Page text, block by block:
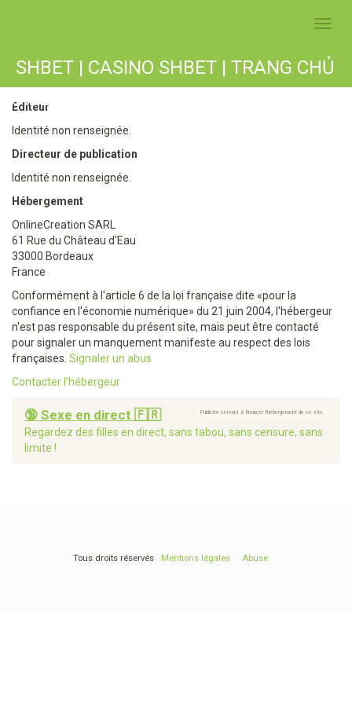
SHBET | CASINO SHBET | TRANG CHỦ
SHBET COM CHÍNH THỨC 2025
Editeur
Identité non renseignée.
Directeur de publication
Identité non renseignée.
Hébergement
OnlineCreation SARL
61 Rue du Château d'Eau
33000 Bordeaux
France
Conformément à l'article 6 de la loi française dite «pour la
confiance en l'économie numérique» du 21 juin 2004, l'hébergeur
n'est pas responsable du présent site, mais peut être contacté
pour signaler un manquement manifeste au respect des lois
françaises. Signaler un abus
Contacter l'hébergeur
Publicité servant à financer l'hébergement de ce site
🔞 Sexe en direct 🇫🇷
Regardez des filles en direct, sans tabou, sans censure, sans
limite !
Tous droits réservés Mentions légales Abuse